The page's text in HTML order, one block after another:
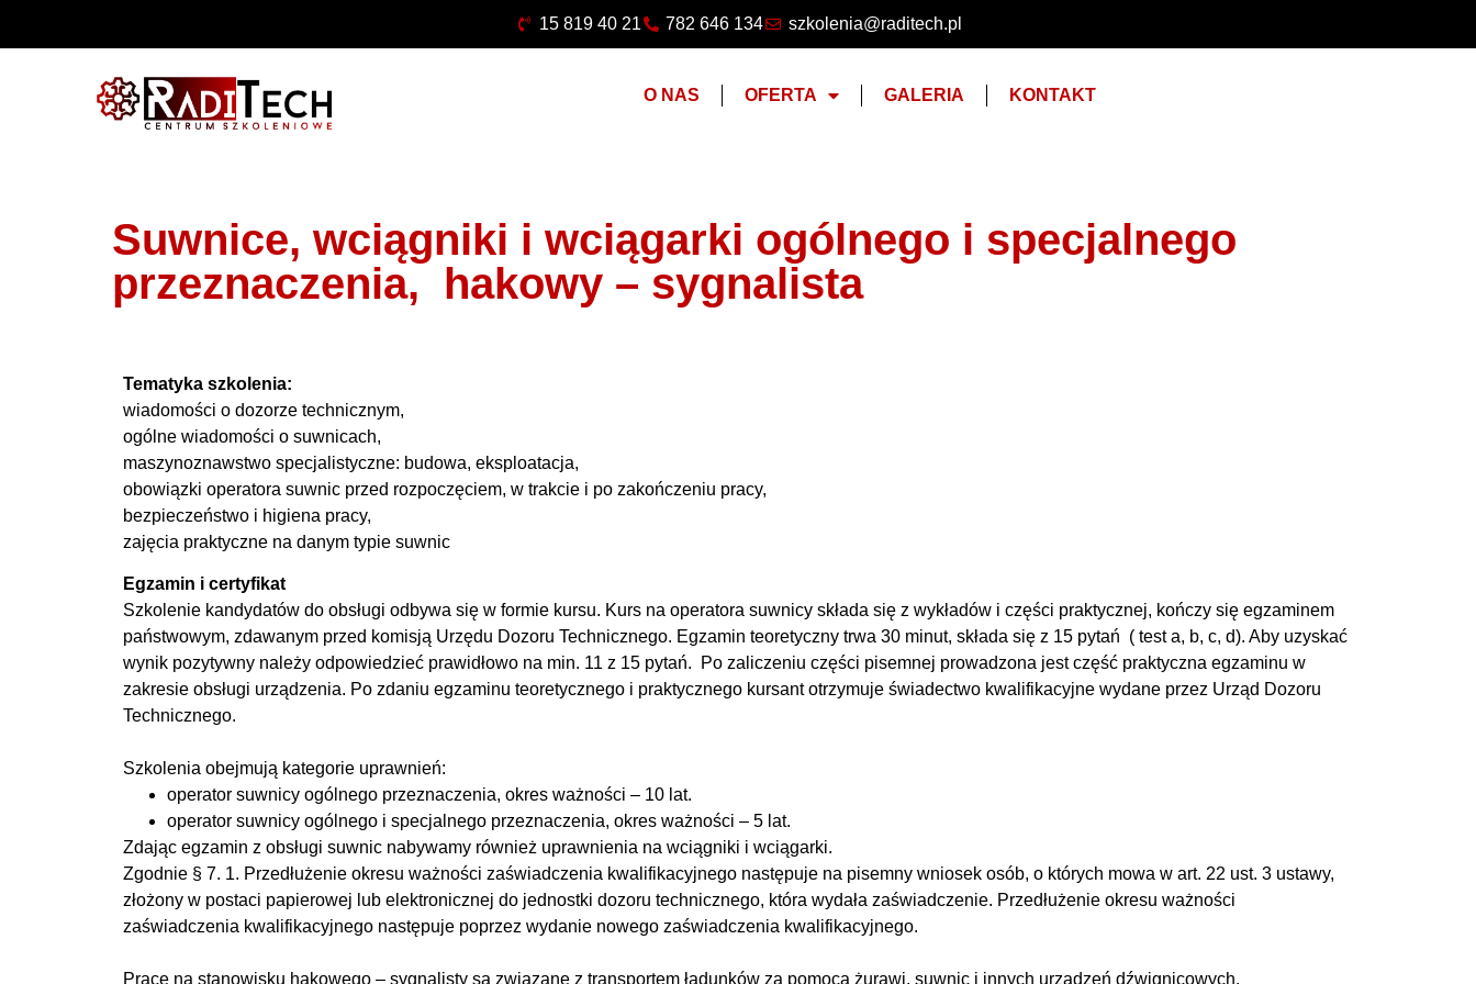
15 819 40 21 782 646 134 szkolenia@raditech.pl
O NAS OFERTA GALERIA KONTAKT
Suwnice, wciągniki i wciągarki ogólnego i specjalnego
przeznaczenia, hakowy – sygnalista
Tematyka szkolenia:
wiadomości o dozorze technicznym,
ogólne wiadomości o suwnicach,
maszynoznawstwo specjalistyczne: budowa, eksploatacja,
obowiązki operatora suwnic przed rozpoczęciem, w trakcie i po zakończeniu pracy,
bezpieczeństwo i higiena pracy,
zajęcia praktyczne na danym typie suwnic
Egzamin i certyfikat
Szkolenie kandydatów do obsługi odbywa się w formie kursu. Kurs na operatora suwnicy składa się z wykładów i części praktycznej, kończy się egzaminem
państwowym, zdawanym przed komisją Urzędu Dozoru Technicznego. Egzamin teoretyczny trwa 30 minut, składa się z 15 pytań ( test a, b, c, d). Aby uzyskać
wynik pozytywny należy odpowiedzieć prawidłowo na min. 11 z 15 pytań. Po zaliczeniu części pisemnej prowadzona jest część praktyczna egzaminu w
zakresie obsługi urządzenia. Po zdaniu egzaminu teoretycznego i praktycznego kursant otrzymuje świadectwo kwalifikacyjne wydane przez Urząd Dozoru
Technicznego.
Szkolenia obejmują kategorie uprawnień:
operator suwnicy ogólnego przeznaczenia, okres ważności – 10 lat.
operator suwnicy ogólnego i specjalnego przeznaczenia, okres ważności – 5 lat.
Zdając egzamin z obsługi suwnic nabywamy również uprawnienia na wciągniki i wciągarki.
Zgodnie § 7. 1. Przedłużenie okresu ważności zaświadczenia kwalifikacyjnego następuje na pisemny wniosek osób, o których mowa w art. 22 ust. 3 ustawy,
złożony w postaci papierowej lub elektronicznej do jednostki dozoru technicznego, która wydała zaświadczenie. Przedłużenie okresu ważności
zaświadczenia kwalifikacyjnego następuje poprzez wydanie nowego zaświadczenia kwalifikacyjnego.
Prace na stanowisku hakowego – sygnalisty są związane z transportem ładunków za pomocą żurawi, suwnic i innych urządzeń dźwignicowych.